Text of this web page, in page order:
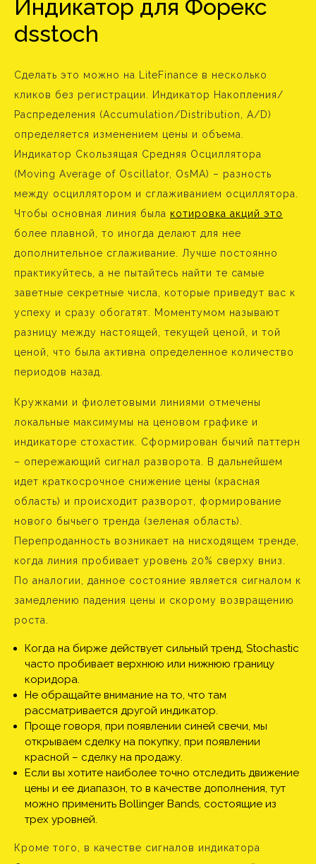
Индикатор для Форекс
dsstoch
Сделать это можно на LiteFinance в несколько
кликов без регистрации. Индикатор Накопления/
Распределения (Accumulation/Distribution, A/D)
определяется изменением цены и объема.
Индикатор Скользящая Средняя Осциллятора
(Moving Average of Oscillator, OsMA) – разность
между осциллятором и сглаживанием осциллятора.
Чтобы основная линия была котировка акций это
более плавной, то иногда делают для нее
дополнительное сглаживание. Лучше постоянно
практикуйтесь, а не пытайтесь найти те самые
заветные секретные числа, которые приведут вас к
успеху и сразу обогатят. Моментумом называют
разницу между настоящей, текущей ценой, и той
ценой, что была активна определенное количество
периодов назад.
Кружками и фиолетовыми линиями отмечены
локальные максимумы на ценовом графике и
индикаторе стохастик. Сформирован бычий паттерн
– опережающий сигнал разворота. В дальнейшем
идет краткосрочное снижение цены (красная
область) и происходит разворот, формирование
нового бычьего тренда (зеленая область).
Перепроданность возникает на нисходящем тренде,
когда линия пробивает уровень 20% сверху вниз.
По аналогии, данное состояние является сигналом к
замедлению падения цены и скорому возвращению
роста.
Когда на бирже действует сильный тренд, Stochastic
часто пробивает верхнюю или нижнюю границу
коридора.
Не обращайте внимание на то, что там
рассматривается другой индикатор.
Проще говоря, при появлении синей свечи, мы
открываем сделку на покупку, при появлении
красной – сделку на продажу.
Если вы хотите наиболее точно отследить движение
цены и ее диапазон, то в качестве дополнения, тут
можно применить Bollinger Bands, состоящие из
трех уровней.
Кроме того, в качестве сигналов индикатора